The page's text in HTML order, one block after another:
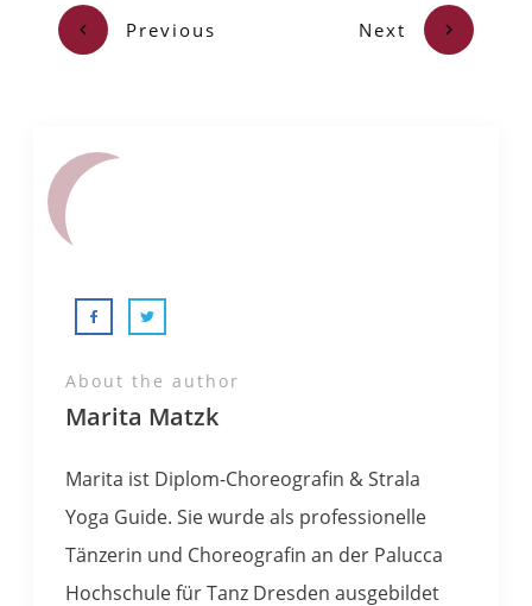
Previous Next
About the author
Marita Matzk
Marita ist Diplom-Choreografin & Strala
Yoga Guide. Sie wurde als professionelle
Tänzerin und Choreografin an der Palucca
Hochschule für Tanz Dresden ausgebildet